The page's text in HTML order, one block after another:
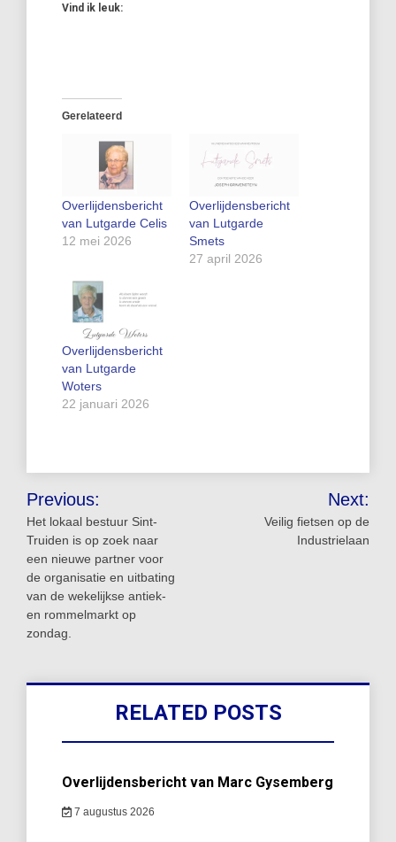
Vind ik leuk:
Gerelateerd
Overlijdensbericht
van Lutgarde Celis
12 mei 2026
Overlijdensbericht
van Lutgarde
Smets
27 april 2026
Overlijdensbericht
van Lutgarde
Woters
22 januari 2026
Bericht
navigatie
Previous:
Het lokaal bestuur Sint-
Truiden is op zoek naar
een nieuwe partner voor
de organisatie en uitbating
van de wekelijkse antiek-
en rommelmarkt op
zondag.
Next:
Veilig fietsen op de
Industrielaan
RELATED POSTS
Overlijdensbericht van Marc Gysemberg
7 augustus 2026